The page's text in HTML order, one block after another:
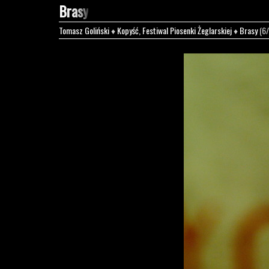
Brasy
Tomasz Goliński♦Kopyść, Festiwal Piosenki Żeglarskiej♦Brasy